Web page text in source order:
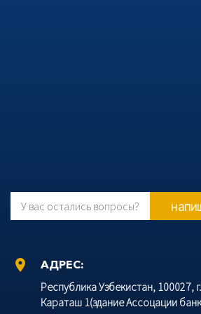
У вас остались вопросы?
location_on
АДРЕС:
Республика Узбекистан, 100027,
Караташ 1(здание Ассоцации